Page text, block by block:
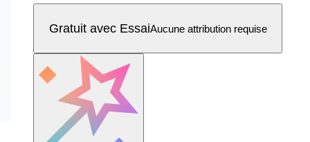
Gratuit avec EssaiAucune attribution requise